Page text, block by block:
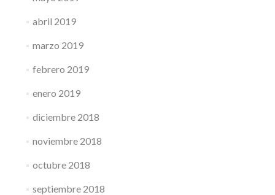
abril 2019
marzo 2019
febrero 2019
enero 2019
diciembre 2018
noviembre 2018
octubre 2018
septiembre 2018